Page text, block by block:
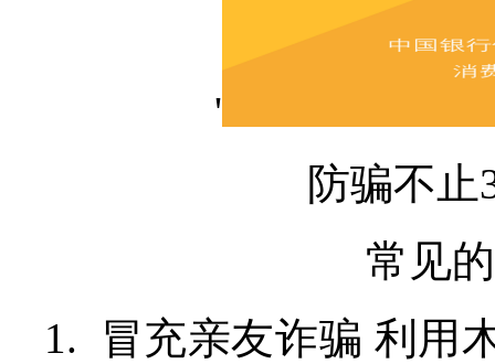
'
防骗不止
常见
1. 冒充亲友诈骗 利用